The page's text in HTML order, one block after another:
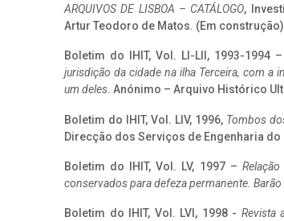
ARQUIVOS DE LISBOA – CATÁLOGO,
Artur Teodoro de Matos. (Em construção)
Boletim do IHIT, Vol. LI-LII, 1993-1994 –
jurisdição da cidade na ilha Terceira, com a
um deles. Anónimo – Arquivo Histórico
Boletim do IHIT, Vol. LIV, 1996, Tombos
Direcção dos Serviços de Engenharia do
Boletim do IHIT, Vol. LV, 1997 –
conservados para defeza permanente. Barão
Boletim do IHIT, Vol. LVI, 1998 - Revista